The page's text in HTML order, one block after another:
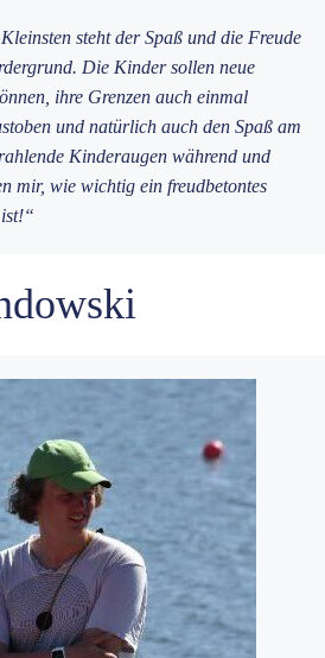
steht der Spaß und die Freude
Die Kinder sollen neue
ihre Grenzen auch einmal
und natürlich auch den Spaß am
Kinderaugen während und
mir, wie wichtig ein freudbetontes